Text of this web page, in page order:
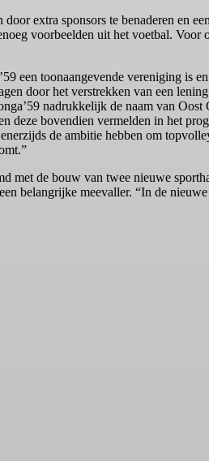
extra sponsors te benaderen en
voorbeelden uit het voetbal. Voor
een toonaangevende vereniging is
door het verstrekken van een
nadrukkelijk de naam van
deze bovendien vermelden in het
de ambitie hebben om
met de bouw van twee nieuwe
belangrijke meevaller. “In de